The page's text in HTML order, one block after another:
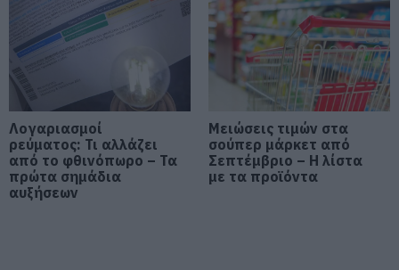
Τρόμος σε πτήση της Air India: Το
αεροσκάφος έχασε απότομα ύψος
– 17 τραυματίες
Μεγάλη προσοχή στην Εύβοια:
Νέα τηλεφωνική απάτη
05.08.2026 | 18:00
Λογαριασμοί
ρεύματος: Τι αλλάζει
από το φθινόπωρο – Τα
πρώτα σημάδια
αυξήσεων
Μειώσεις τιμών στα
σούπερ μάρκετ από
Σεπτέμβριο – Η λίστα
με τα προϊόντα